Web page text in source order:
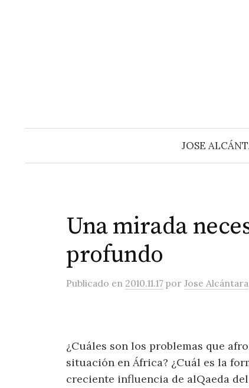
JOSE
Una mirada
profundo
Publicado en 2010.11.17 por Jose Alcántara
¿Cuáles son los problemas que
situación en África? ¿Cuál es la
creciente influencia de alQaeda